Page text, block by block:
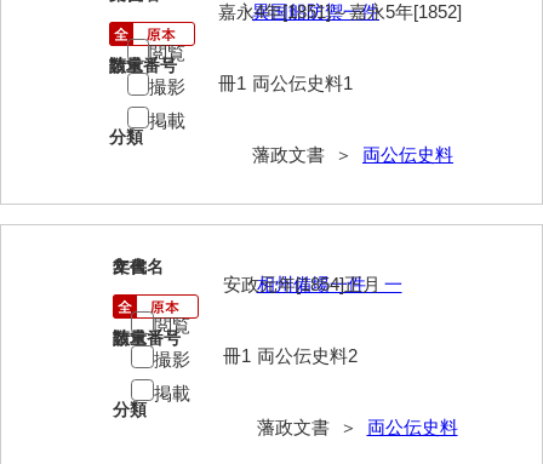
異国船防禦一件
請求番号
両公伝史料1
分類
藩政文書 ＞ 両公伝史料
嘉永4年[1851]～嘉永5年[1852]
数量
冊1
閲覧
撮影
掲載
2
文書名
相州備場一件 一
請求番号
両公伝史料2
分類
藩政文書 ＞ 両公伝史料
年代
安政元年[1854]正月
数量
冊1
閲覧
撮影
掲載